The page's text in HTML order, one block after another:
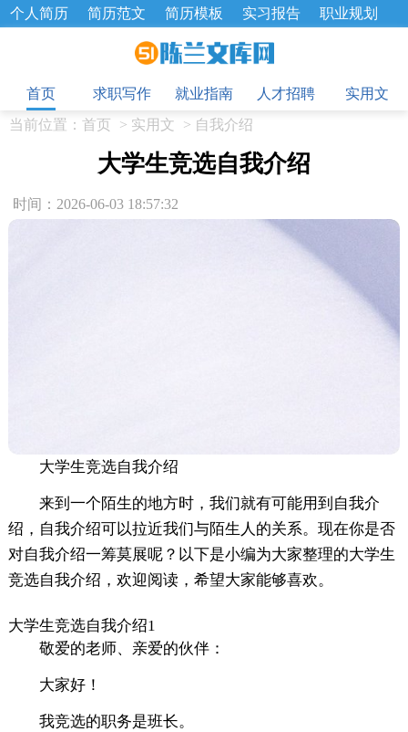
个人简历 简历范文 简历模板 实习报告
职业规划
招聘选拔 绩效考核 企业文化
工作总结
辞职报告
首页
求职写作 就业指南 人才招聘
实用文
当前位置： 首页 > 实用文 > 自我介绍
大学生竞选自我介绍
时间：2026-06-03 18:57:32
大学生竞选自我介绍
来到一个陌生的地方时，我们就有可能用到自我介
绍，自我介绍可以拉近我们与陌生人的关系。现在你是否
对自我介绍一筹莫展呢？以下是小编为大家整理的大学生
竞选自我介绍，欢迎阅读，希望大家能够喜欢。
大学生竞选自我介绍1
敬爱的老师、亲爱的伙伴：
大家好！
我竞选的职务是班长。